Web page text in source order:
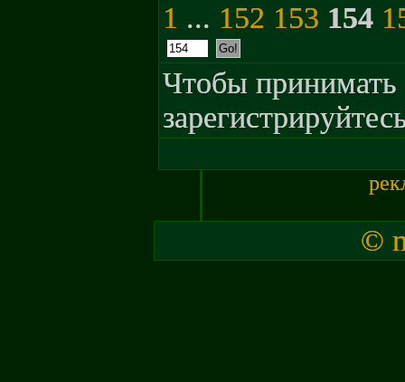
1 ... 152 153 154
Чтобы принимать
©